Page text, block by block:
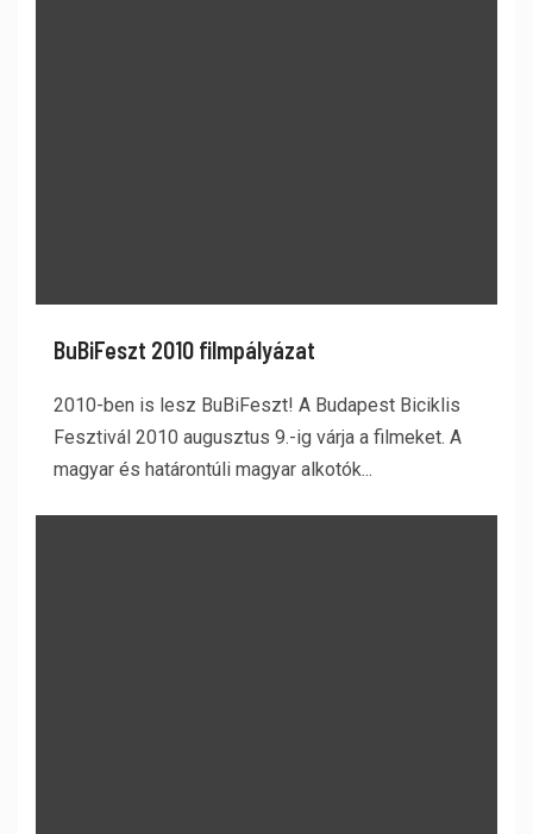
BuBiFeszt 2010 filmpályázat
2010-ben is lesz BuBiFeszt! A Budapest Biciklis
Fesztivál 2010 augusztus 9.-ig várja a filmeket. A
magyar és határontúli magyar alkotók...